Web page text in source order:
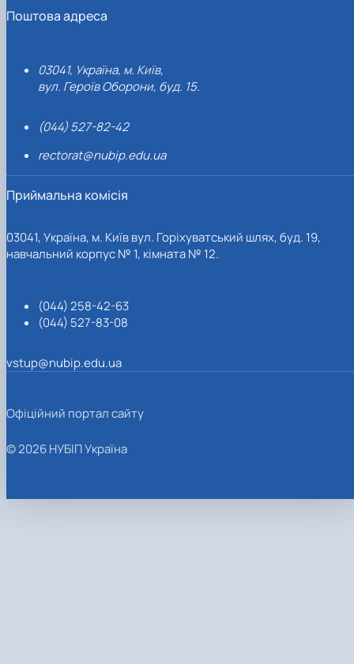
Поштова адреса
03041, Україна, м. Київ,
вул. Героїв Оборони, буд. 15.
(044) 527-82-42
rectorat@nubip.edu.ua
Приймальна комісія
03041, Україна, м. Київ вул. Горіхуватський шлях, буд. 19,
навчальний корпус № 1, кімната № 12.
(044) 258-42-63
(044) 527-83-08
vstup@nubip.edu.ua
Офіційний портал сайту
© 2026 НУБІП Україна